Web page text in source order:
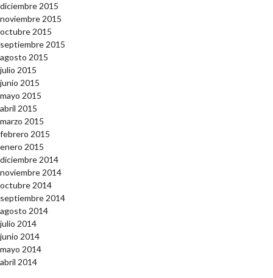
diciembre 2015
noviembre 2015
octubre 2015
septiembre 2015
agosto 2015
julio 2015
junio 2015
mayo 2015
abril 2015
marzo 2015
febrero 2015
enero 2015
diciembre 2014
noviembre 2014
octubre 2014
septiembre 2014
agosto 2014
julio 2014
junio 2014
mayo 2014
abril 2014